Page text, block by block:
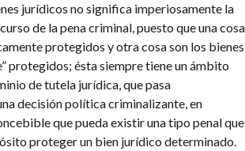
jurídicos no significa imperiosamente la
de la pena criminal, puesto que una cosa
protegidos y otra cosa son los bienes
protegidos; ésta siempre tiene un ámbito
de tutela jurídica, que pasa
decisión política criminalizante, en
que pueda existir una tipo penal que
proteger un bien jurídico determinado.